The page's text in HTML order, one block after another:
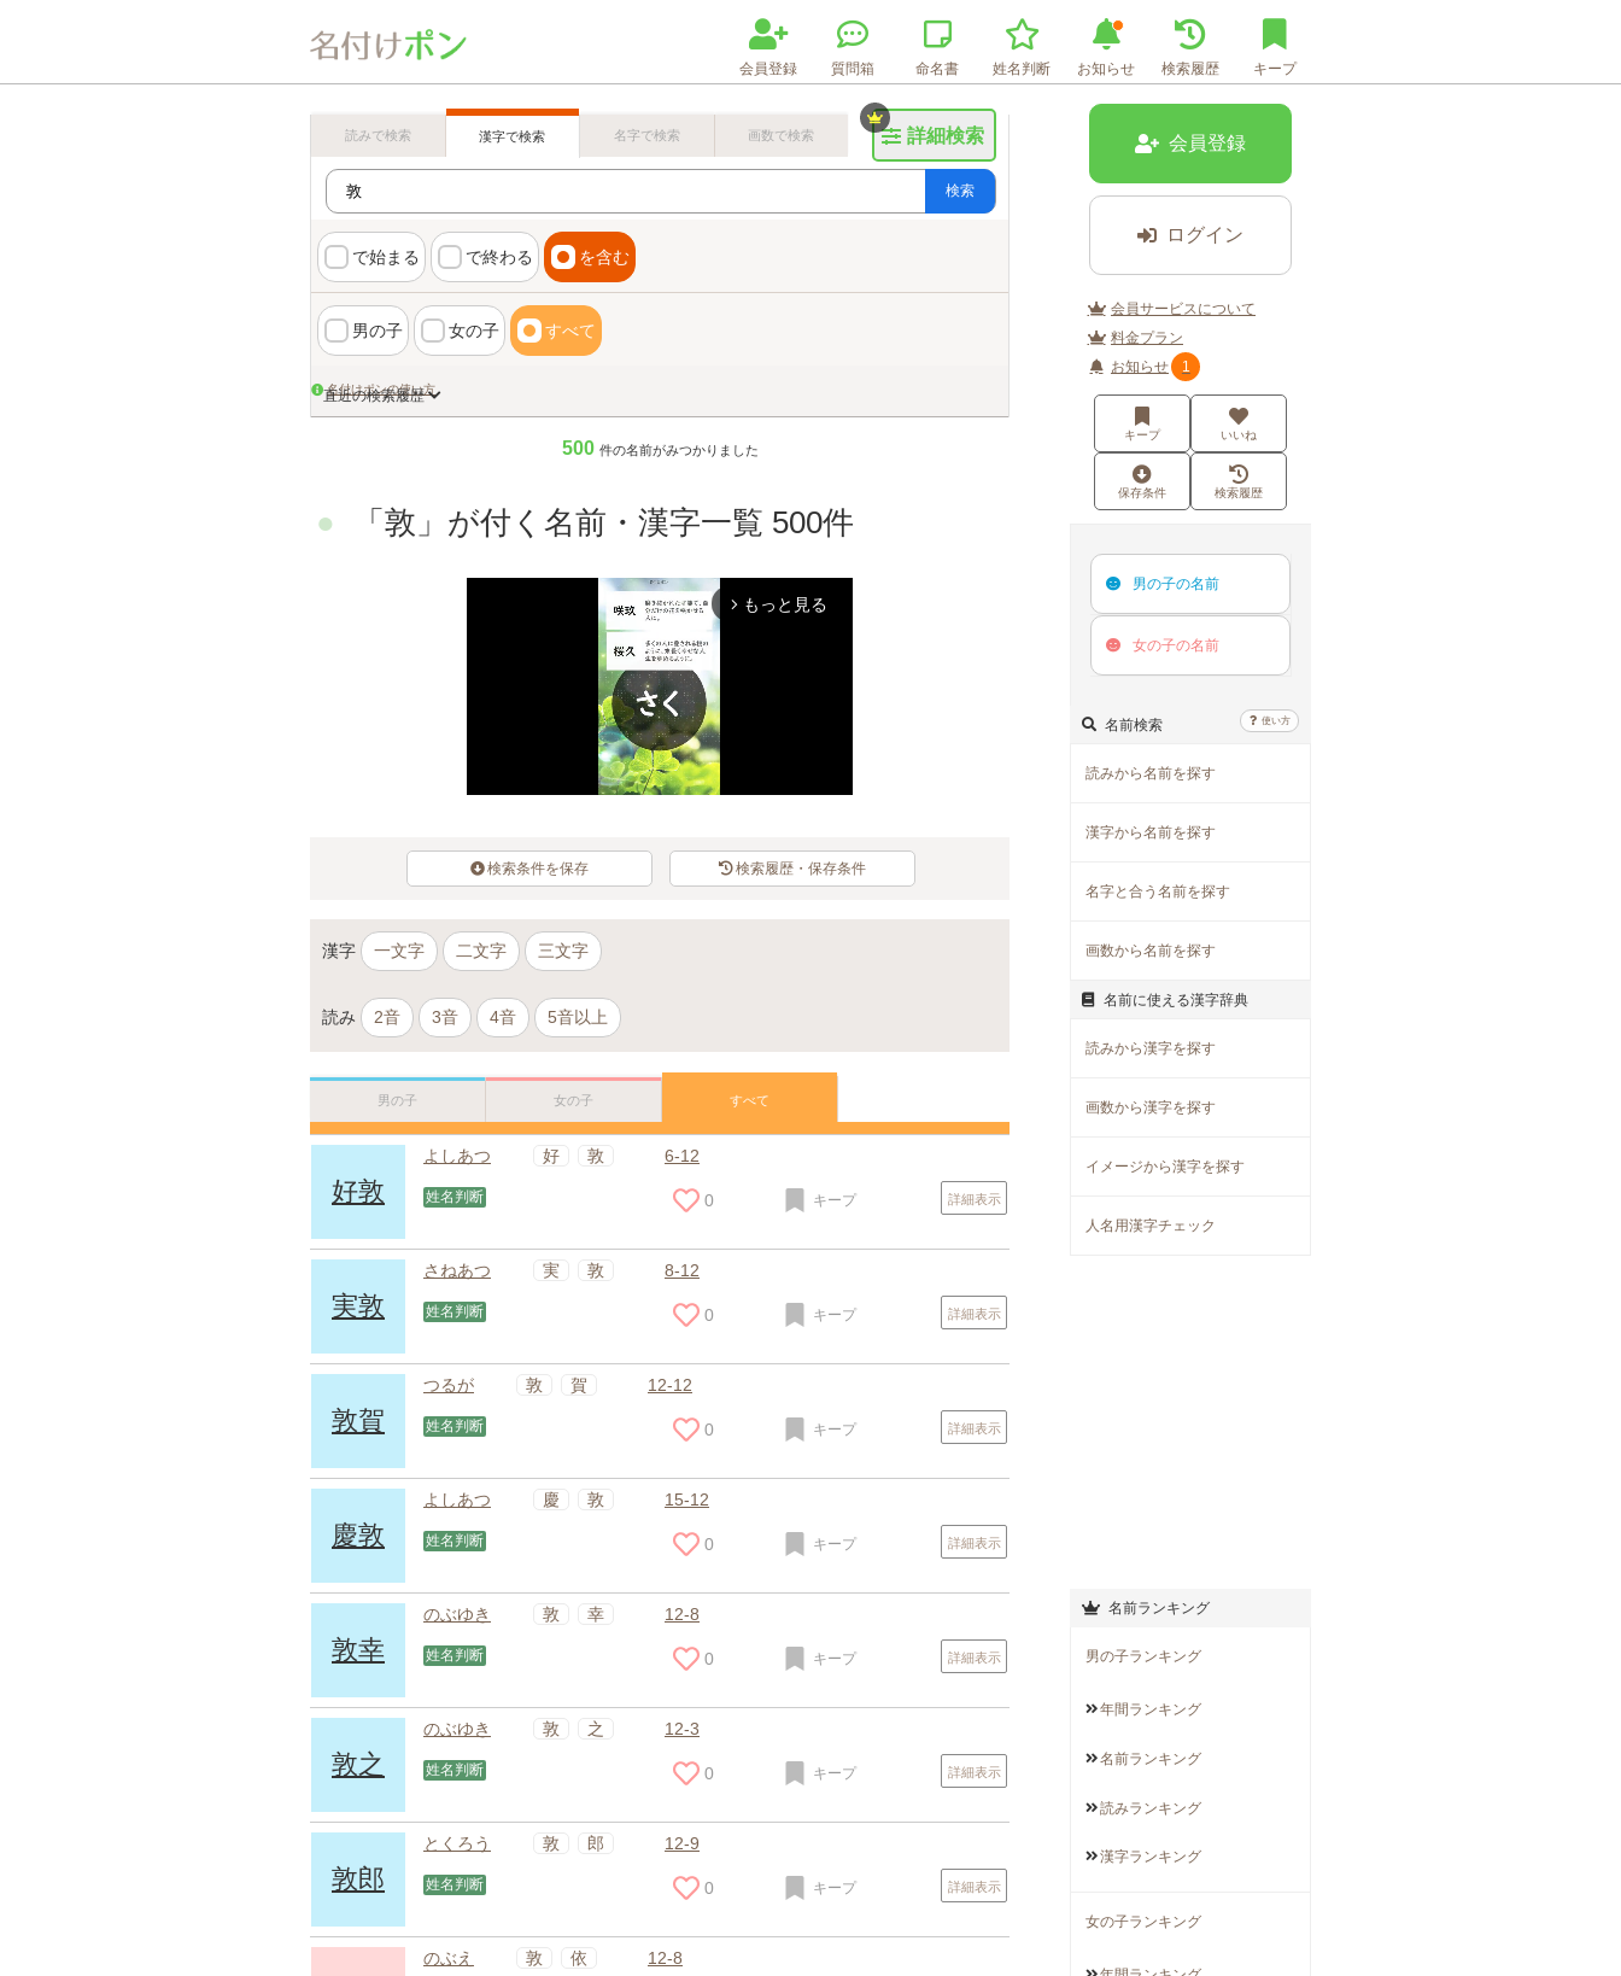
会員登録 質問箱 命名書 姓名判断 お知らせ 検索履歴 キープ
詳細検索
読みで検索 漢字で検索 名字で検索 画数で検索
検索
で始まる で終わる を含む
男の子 女の子 すべて
画数検索のヒント
名付けポンの使い方
直近の検索履歴
500 件の名前がみつかりました
「敦」が付く名前・漢字一覧 500件
arrow_forward_ios もっと見る
Mute
検索条件を保存 検索履歴・保存条件
漢字 一文字 二文字 三文字
読み 2音 3音 4音 5音以上
男の子 女の子 すべて
好敦
よしあつ 好 敦 6-12
姓名判断 0 キープ 詳細表示
実敦
さねあつ 実 敦 8-12
姓名判断 0 キープ 詳細表示
敦賀
つるが 敦 賀 12-12
姓名判断 0 キープ 詳細表示
慶敦
よしあつ 慶 敦 15-12
姓名判断 0 キープ 詳細表示
敦幸
のぶゆき 敦 幸 12-8
姓名判断 0 キープ 詳細表示
敦之
のぶゆき 敦 之 12-3
姓名判断 0 キープ 詳細表示
敦郎
とくろう 敦 郎 12-9
姓名判断 0 キープ 詳細表示
のぶえ 敦 依 12-8
会員登録
ログイン
会員サービスについて
料金プラン
お知らせ
1
キープ いいね
保存条件 検索履歴
男の子の名前
女の子の名前
名前検索 使い方
読みから名前を探す
漢字から名前を探す
名字と合う名前を探す
画数から名前を探す
名前に使える漢字辞典
読みから漢字を探す
画数から漢字を探す
イメージから漢字を探す
人名用漢字チェック
名前ランキング
男の子ランキング
年間 ランキング
名前ランキング
読みランキング
漢字ランキング
女の子ランキング